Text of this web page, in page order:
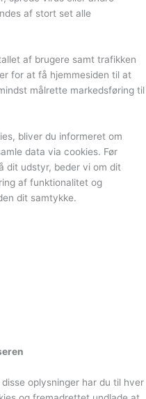
af stort set alle
af brugere samt trafikken
for at få hjemmesiden til at
målrette markedsføring til
bliver du informeret om
data via cookies. Før
dit udstyr, beder vi om dit
af funktionalitet og
dit samtykke.
oplysninger har du til hver